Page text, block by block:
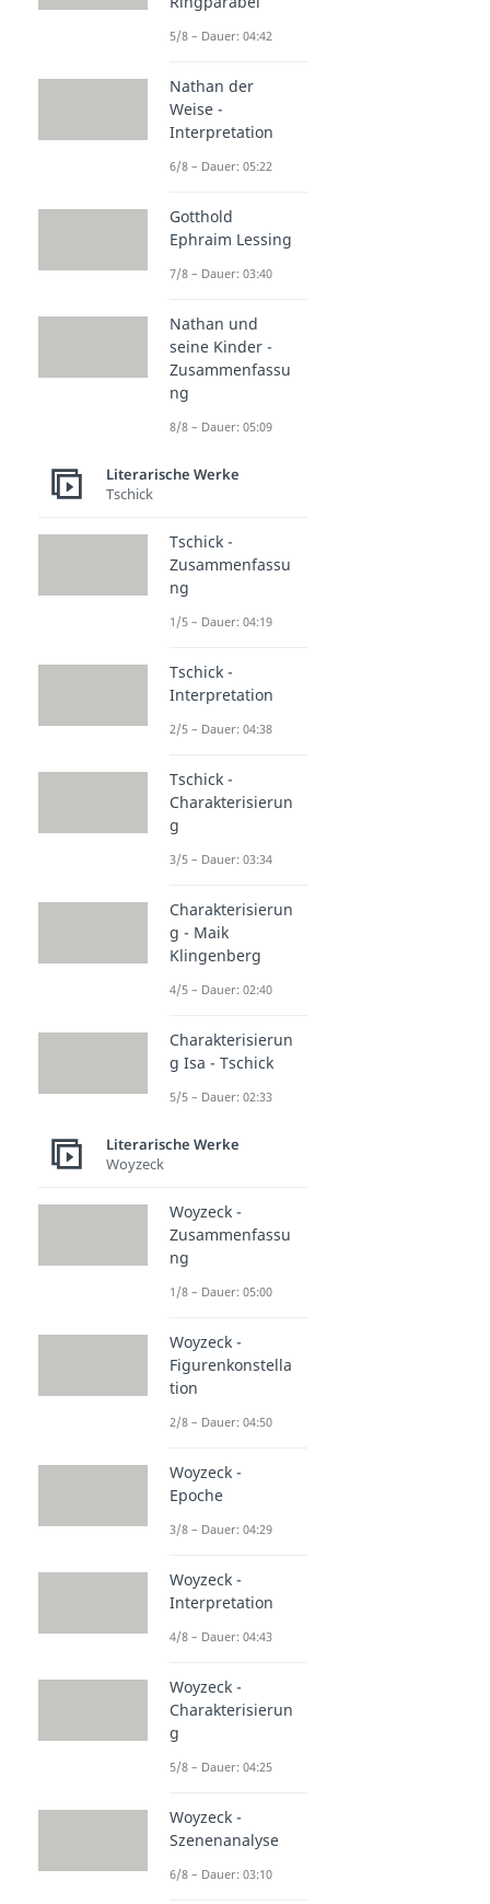
5/8 – Dauer: 04:42
Nathan der
Weise -
Interpretation
6/8 – Dauer: 05:22
Gotthold
Ephraim Lessing
7/8 – Dauer: 03:40
Nathan und
seine Kinder -
Zusammenfassu
ng
8/8 – Dauer: 05:09
Literarische Werke
Tschick
Tschick -
Zusammenfassu
ng
1/5 – Dauer: 04:19
Tschick -
Interpretation
2/5 – Dauer: 04:38
Tschick -
Charakterisierun
g
3/5 – Dauer: 03:34
Charakterisierun
g - Maik
Klingenberg
4/5 – Dauer: 02:40
Charakterisierun
g Isa - Tschick
5/5 – Dauer: 02:33
Literarische Werke
Woyzeck
Woyzeck -
Zusammenfassu
ng
1/8 – Dauer: 05:00
Woyzeck -
Figurenkonstella
tion
2/8 – Dauer: 04:50
Woyzeck -
Epoche
3/8 – Dauer: 04:29
Woyzeck -
Interpretation
4/8 – Dauer: 04:43
Woyzeck -
Charakterisierun
g
5/8 – Dauer: 04:25
Woyzeck -
Szenenanalyse
6/8 – Dauer: 03:10